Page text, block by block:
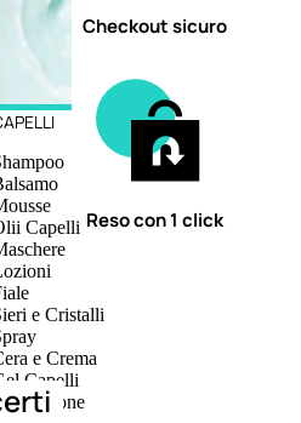
Capelli
e Cristalli
e Crema
Capelli
Checkout sicuro
Reso con 1 click